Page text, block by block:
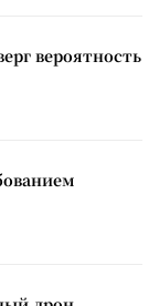
вероятность